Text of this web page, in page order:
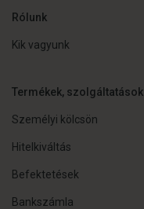
Rólunk
Kik vagyunk
Termékek, szolgáltatások
Személyi kölcsön
Hitelkiváltás
Befektetések
Bankszámla